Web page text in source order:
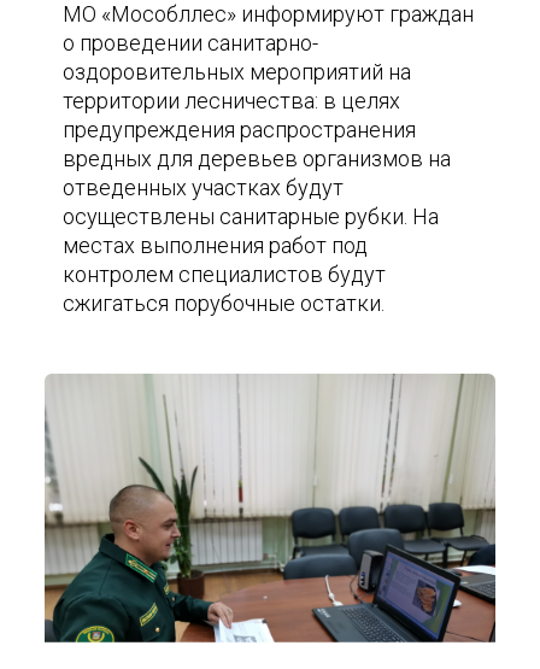
МО «Мособллес» информируют граждан
о проведении санитарно-
оздоровительных мероприятий на
территории лесничества: в целях
предупреждения распространения
вредных для деревьев организмов на
отведенных участках будут
осуществлены санитарные рубки. На
местах выполнения работ под
контролем специалистов будут
сжигаться порубочные остатки.